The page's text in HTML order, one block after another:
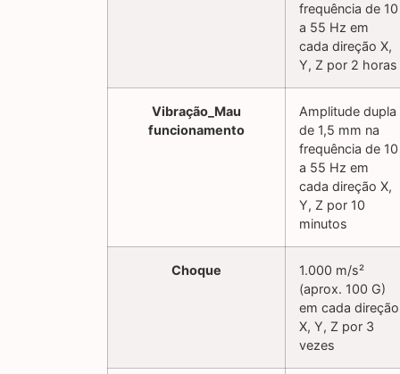
frequência de 10
a 55 Hz em
cada direção X,
Y, Z por 2 horas
Vibração_Mau
funcionamento
Amplitude dupla
de 1,5 mm na
frequência de 10
a 55 Hz em
cada direção X,
Y, Z por 10
minutos
Choque
1.000 m/s²
(aprox. 100 G)
em cada direção
X, Y, Z por 3
vezes